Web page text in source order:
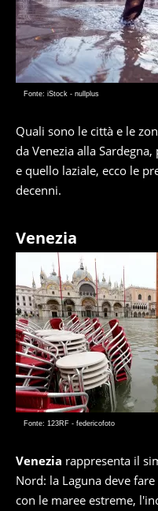
Fonte: iStock - nullplus
Quali sono le città e le
da Venezia alla
e quello laziale, ecco le
decenni.
Venezia
Fonte: 123RF - federicofoto
Venezia rappresenta il
Nord: la Laguna deve
con le maree estreme,